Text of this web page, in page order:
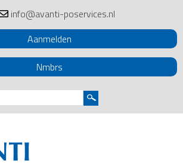
info@avanti-poservices.nl
Aanmelden
Nmbrs